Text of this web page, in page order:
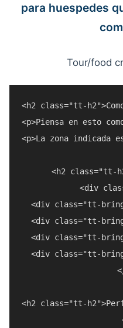
para huespedes
Tour/food
<h2 class="tt-
<p>Piensa en esto
<p>La zona indicada
<h2 class="tt-
<div
<div class="tt-
<div class="tt-
<div class="tt-
<div class="tt-
<h2 class="tt-